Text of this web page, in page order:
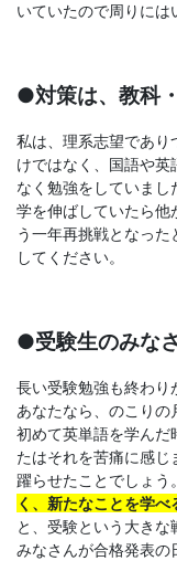
いていたので周りには
●対策は、教科
私は、理系志望であり
けではなく、国語や
なく勉強をしていま
学を伸ばしていたら他
う一年再挑戦となっ
してください。
●受験生のみな
長い受験勉強も終わり
あなたなら、のこりの
初めて英単語を学んだ
たはそれを苦痛に感
躍らせたことでしょう。
く、新たなことを学べ
と、受験という大きな
みなさんが合格発表の